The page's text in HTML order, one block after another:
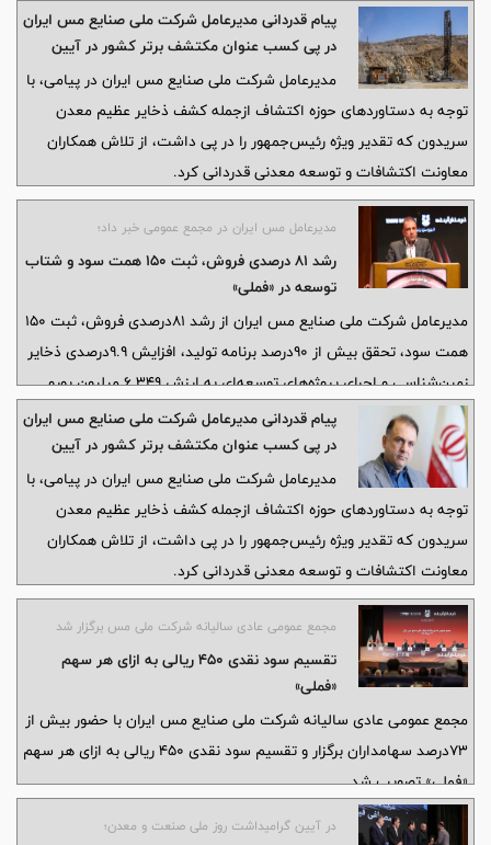
خروج حدود ۴۹ میلیون یورو ارز جلوگیری کرده و مجموع صرفه‌جویی ارزی
حاصل از قراردادهای بومی‌سازی این شرکت به ۱۲۵ میلیون یورو رسیده
است. همچنین جلوگیری از خروج حدود ۷۶ میلیون یورو ارز در پروژه‌های
توسعه‌ای سال ۱۴۰۵ در دستور کار قرار دارد
پیام قدردانی مدیرعامل شرکت ملی صنایع مس ایران
در پی کسب عنوان مکتشف برتر کشور در آیین
بزرگداشت روز ملی صنعت و معدن
مدیرعامل شرکت ملی صنایع مس ایران در پیامی، با
توجه به دستاوردهای حوزه اکتشاف ازجمله کشف ذخایر عظیم معدن
سریدون که تقدیر ویژه رئیس‌جمهور را در پی داشت، از تلاش همکاران
معاونت اکتشافات و توسعه معدنی قدردانی کرد.
مدیرعامل مس ایران در مجمع عمومی خبر داد؛
رشد ۸۱ درصدی فروش، ثبت ۱۵۰ همت سود و شتاب
توسعه در «فملی»
مدیرعامل شرکت ملی صنایع مس ایران از رشد ۸۱درصدی فروش، ثبت ۱۵۰
همت سود، تحقق بیش از ۹۰درصد برنامه تولید، افزایش ۹.۹درصدی ذخایر
زمین‌شناسی و اجرای پروژه‌های توسعه‌ای به ارزش ۶.۳۴۹ میلیون یورو
خبر داد و گفت: این دستاوردها، شرکت ملی صنایع مس ایران را در مسیر
جهش تولید، توسعه پایدار و ارتقای جایگاه جهانی قرار داده است.
پیام قدردانی مدیرعامل شرکت ملی صنایع مس ایران
در پی کسب عنوان مکتشف برتر کشور در آیین
بزرگداشت روز ملی صنعت و معدن
مدیرعامل شرکت ملی صنایع مس ایران در پیامی، با
توجه به دستاوردهای حوزه اکتشاف ازجمله کشف ذخایر عظیم معدن
سریدون که تقدیر ویژه رئیس‌جمهور را در پی داشت، از تلاش همکاران
معاونت اکتشافات و توسعه معدنی قدردانی کرد.
مجمع عمومی عادی سالیانه شرکت ملی مس برگزار شد
تقسیم سود نقدی ۴۵۰ ریالی به ازای هر سهم
«فملی»
مجمع عمومی عادی سالیانه شرکت ملی صنایع مس ایران با حضور بیش از
۷۳درصد سهامداران برگزار و تقسیم سود نقدی ۴۵۰ ریالی به ازای هر سهم
«فملی» تصویب شد.
در آیین گرامیداشت روز ملی صنعت و معدن؛